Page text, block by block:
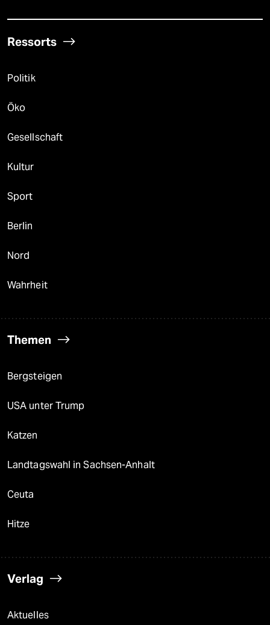
Ressorts
Politik
Öko
Gesellschaft
Kultur
Sport
Berlin
Nord
Wahrheit
Themen
Bergsteigen
USA unter Trump
Katzen
Landtagswahl in Sachsen-Anhalt
Ceuta
Hitze
Verlag
Aktuelles